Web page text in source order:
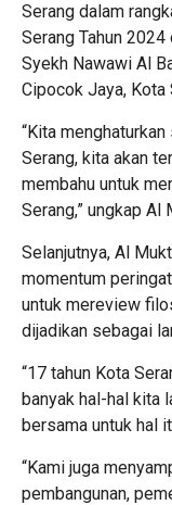
Serang dalam
Serang Tahun
Syekh Nawawi Al
Cipocok Jaya,
“Kita
Serang, kita akan
membahu untuk
Serang,” ungkap Al
Selanjutnya, Al
momentum
untuk mereview
dijadikan sebagai
“17 tahun Kota
banyak hal-hal kita
bersama untuk hal
“Kami juga
pembangunan,